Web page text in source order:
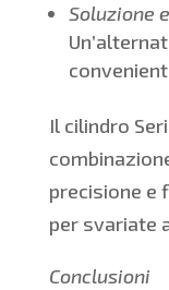
Soluzione
Il cilindro
precisione e
per svariate
Conclusioni